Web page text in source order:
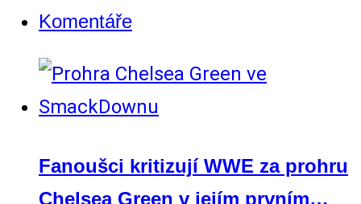
Komentáře
Fanoušci kritizují WWE za prohru
Chelsea Green v jejím prvním…